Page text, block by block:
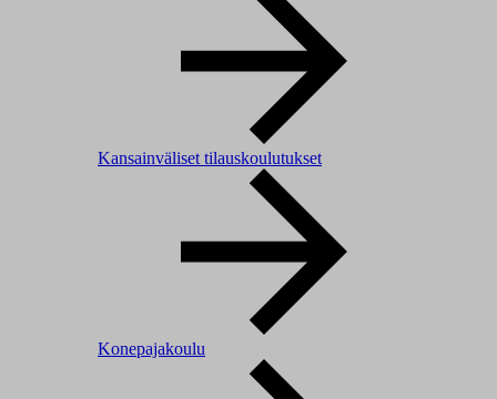
Kansainväliset tilauskoulutukset
Konepajakoulu